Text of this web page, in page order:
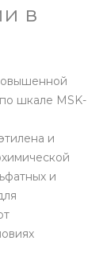
в
шкале MSK-
и
и